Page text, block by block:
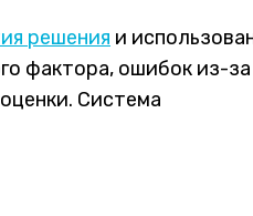
решения и
фактора, ошибок из-за
Система